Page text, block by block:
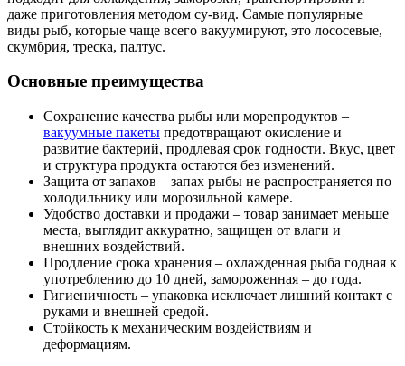
даже приготовления методом су-вид. Самые популярные
виды рыб, которые чаще всего вакуумируют, это лососевые,
скумбрия, треска, палтус.
Основные преимущества
Сохранение качества рыбы или морепродуктов –
вакуумные пакеты предотвращают окисление и
развитие бактерий, продлевая срок годности. Вкус, цвет
и структура продукта остаются без изменений.
Защита от запахов – запах рыбы не распространяется по
холодильнику или морозильной камере.
Удобство доставки и продажи – товар занимает меньше
места, выглядит аккуратно, защищен от влаги и
внешних воздействий.
Продление срока хранения – охлажденная рыба годная к
употреблению до 10 дней, замороженная – до года.
Гигиеничность – упаковка исключает лишний контакт с
руками и внешней средой.
Стойкость к механическим воздействиям и
деформациям.